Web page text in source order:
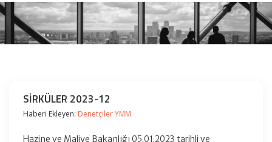
SİRKÜLER 2023-12
Haberi Ekleyen: Denetçiler YMM
Hazine ve Maliye Bakanlığı 05.01.2023 tarihli ve